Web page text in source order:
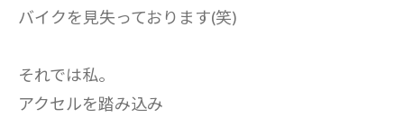
バイクを見失っております(笑)
それでは私。
アクセルを踏み込み